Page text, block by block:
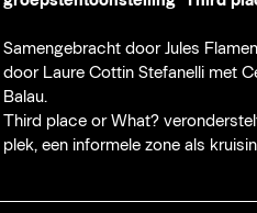
Samengebracht door Jules
door Laure Cottin Stefanelli met
Balau.
Third place or What?
plek, een informele zone als